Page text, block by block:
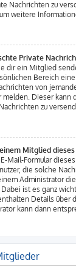
Nachrichten zu
weitere
Private
dir ein Mitglied
Bereich
von
melden. Dieser kann
zu
Mitglied
Mail-Formular
die solche
Administrator
ist es ganz
Details über
kann dann